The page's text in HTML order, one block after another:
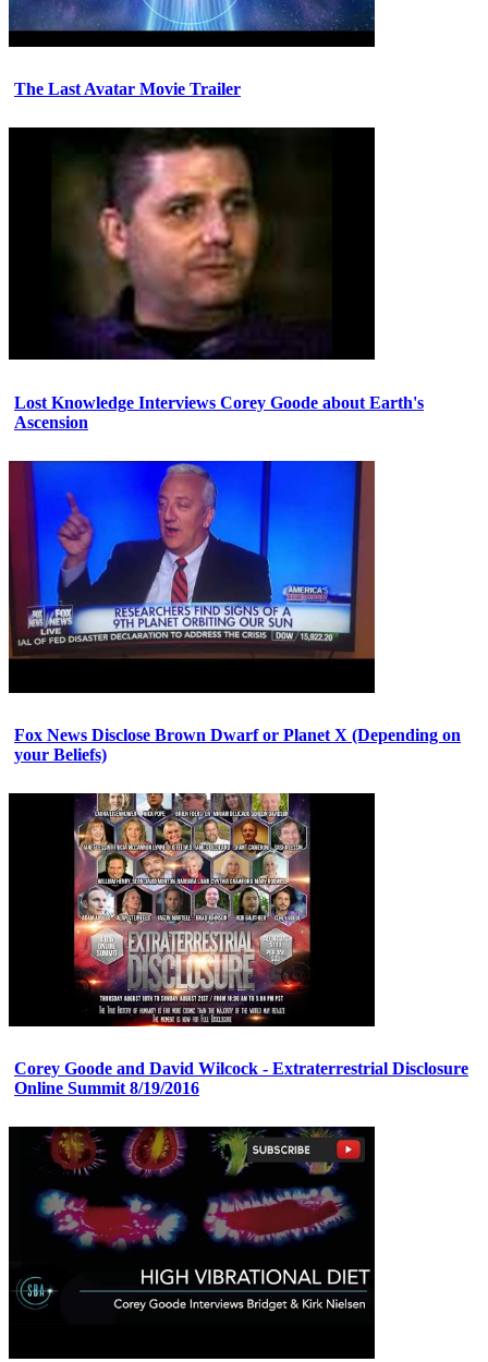
The Last Avatar Movie Trailer
Lost Knowledge Interviews Corey Goode about Earth's
Ascension
Fox News Disclose Brown Dwarf or Planet X (Depending on
your Beliefs)
Corey Goode and David Wilcock - Extraterrestrial Disclosure
Online Summit 8/19/2016